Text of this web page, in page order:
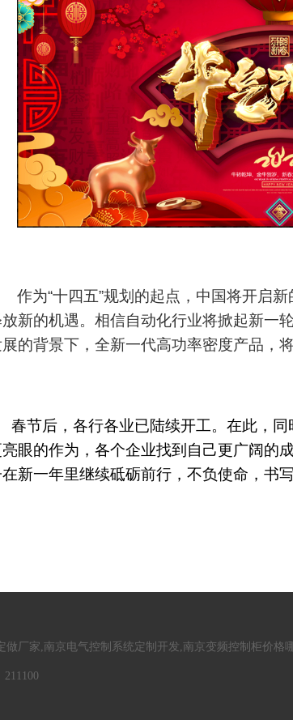
作为“十四五”规划的起点，中国将开启
新的机遇。相信自动化行业将掀起新一
的背景下，全新一代高功率密度产品，
节后，各行各业已陆续开工。在此，同
眼的作为，各个企业找到自己更广阔
新一年里继续砥砺前行，不负使命，书
厂家,南京电气控制系统定制开发,南京变频控制柜价格